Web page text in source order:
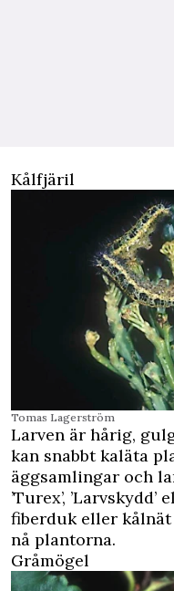
Kålfjäril
Tomas Lagerström
Larven är hårig,
kan snabbt kaläta
äggsamlingar och
’Turex’,
fiberduk eller
nå plantorna.
Gråmögel